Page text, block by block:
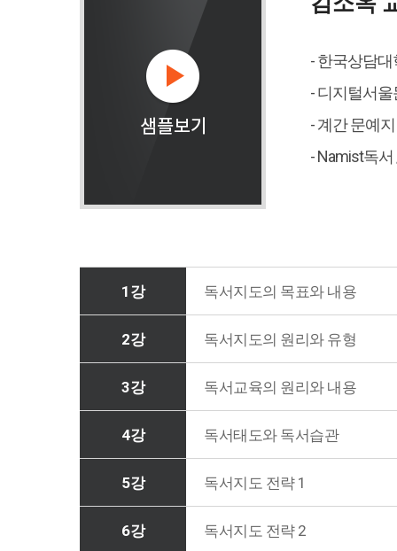
- 한국상담
- 디지털서
- 계간 문예
- Namist독
1강 독서지도의 목표와 내용
2강 독서지도의 원리와 유형
3강 독서교육의 원리와 내용
4강 독서태도와 독서습관
5강 독서지도 전략 1
6강 독서지도 전략 2